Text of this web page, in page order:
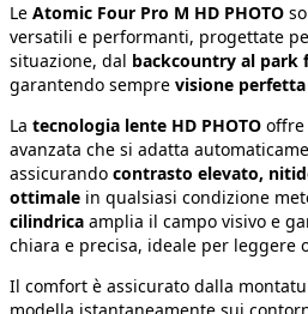
Le Atomic Four Pro M HD PHOTO
versatili e performanti, progettate
situazione, dal backcountry al park
garantendo sempre visione
La tecnologia lente HD PHOTO offre
avanzata che si adatta
assicurando contrasto elevato,
ottimale in qualsiasi condizione
cilindrica amplia il campo visivo e
chiara e precisa, ideale per leggere
Il comfort è assicurato dalla